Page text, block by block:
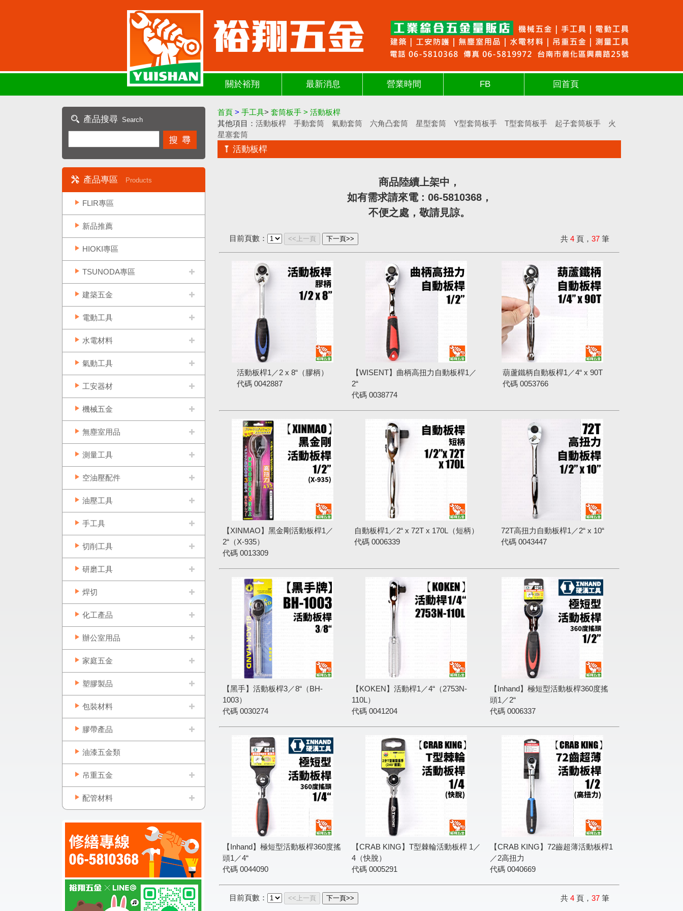
關於裕翔 最新消息 營業時間 FB 回首頁
產品搜尋 Search
產品專區 Products
FLIR專區
新品推薦
HIOKI專區
TSUNODA專區
建築五金
電動工具
水電材料
氣動工具
工安器材
機械五金
無塵室用品
測量工具
空油壓配件
油壓工具
手工具
切削工具
研磨工具
焊切
化工產品
辦公室用品
家庭五金
塑膠製品
包裝材料
膠帶產品
油漆五金類
吊重五金
配管材料
首頁 > 手工具> 套筒板手 > 活動板桿
其他項目： 活動板桿 手動套筒 氣動套筒 六角凸套筒 星型套筒 Y型套筒板手 T型套筒板手 起子套筒板手
火
星塞套筒
活動板桿
商品陸續上架中，
如有需求請來電 : 06-5810368，
不便之處，敬請見諒。
目前頁數： <<上一頁 下一頁>> 共 4 頁， 37 筆
活動板桿1／2 x 8“（膠柄）
代碼 0042887
【WISENT】曲柄高扭力自動板桿1／
2“
代碼 0038774
葫蘆鐵柄自動板桿1／4“ x 90T
代碼 0053766
【XINMAO】黑金剛活動板桿1／
2“（X-935）
代碼 0013309
自動板桿1／2“ x 72T x 170L（短柄）
代碼 0006339
72T高扭力自動板桿1／2“ x 10“
代碼 0043447
【黑手】活動板桿3／8“（BH-
1003）
代碼 0030274
【KOKEN】活動桿1／4“（2753N-
110L）
代碼 0041204
【Inhand】極短型活動板桿360度搖
頭1／2“
代碼 0006337
【Inhand】極短型活動板桿360度搖
頭1／4“
代碼 0044090
【CRAB KING】T型棘輪活動板桿 1／
4（快脫）
代碼 0005291
【CRAB KING】72齒超薄活動板桿1
／2高扭力
代碼 0040669
目前頁數： <<上一頁 下一頁>> 共 4 頁， 37 筆